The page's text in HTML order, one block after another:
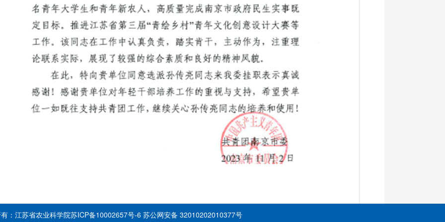
：江苏省农业科学院苏ICP备10002657号-6 苏公网安备 32010202010377号